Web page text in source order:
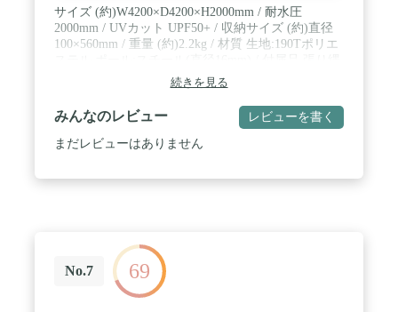
サイズ (約)W4200×D4200×H2000mm / 耐水圧
2000mm / UVカット UPF50+ / 収納サイズ (約)直径
100×560mm / 重量 (約)2.2kg / 材質 生地:190Tポリエ
(長×4・短×4)、ペグ×8、ランタンフック×2、キャリ
ーバッグ×1、取扱説明書
続きを見る
みんなのレビュー レビューを書く
まだレビューはありません
No.7 69